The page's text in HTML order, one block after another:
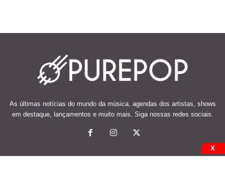
As últimas notícias do mundo da música, agendas dos artistas, shows
em destaque, lançamentos e muito mais. Siga nossas redes sociais.
X